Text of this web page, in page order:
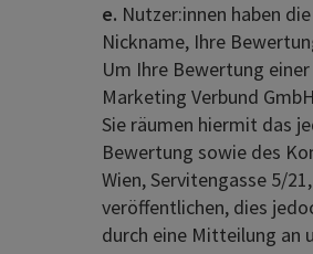
e. Nutzer:innen haben
Nickname, Ihre
Um Ihre Bewertung
Marketing Verbund
Sie räumen hiermit das
Bewertung sowie des
Wien, Servitengasse 5/21,
veröffentlichen, dies
durch eine Mitteilung an